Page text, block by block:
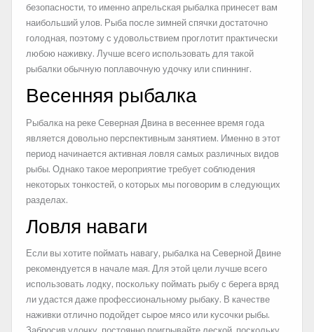
безопасности, то именно апрельская рыбалка принесет вам
наибольший улов. Рыба после зимней спячки достаточно
голодная, поэтому с удовольствием проглотит практически
любою наживку. Лучше всего использовать для такой
рыбалки обычную поплавочную удочку или спиннинг.
Весенняя рыбалка
Рыбалка на реке Северная Двина в весеннее время года
является довольно перспективным занятием. Именно в этот
период начинается активная ловля самых различных видов
рыбы. Однако такое мероприятие требует соблюдения
некоторых тонкостей, о которых мы поговорим в следующих
разделах.
Ловля наваги
Если вы хотите поймать навагу, рыбалка на Северной Двине
рекомендуется в начале мая. Для этой цели лучше всего
использовать лодку, поскольку поймать рыбу с берега вряд
ли удастся даже профессиональному рыбаку. В качестве
наживки отлично подойдет сырое мясо или кусочки рыбы.